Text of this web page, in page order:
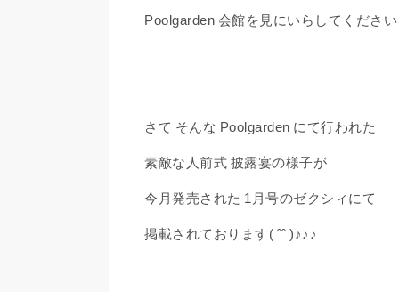
Poolgarden 会館を見にいらしてください
さて そんな Poolgarden にて行われた
素敵な人前式 披露宴の様子が
今月発売された 1月号のゼクシィにて
掲載されております( ˆˆ )♪♪♪